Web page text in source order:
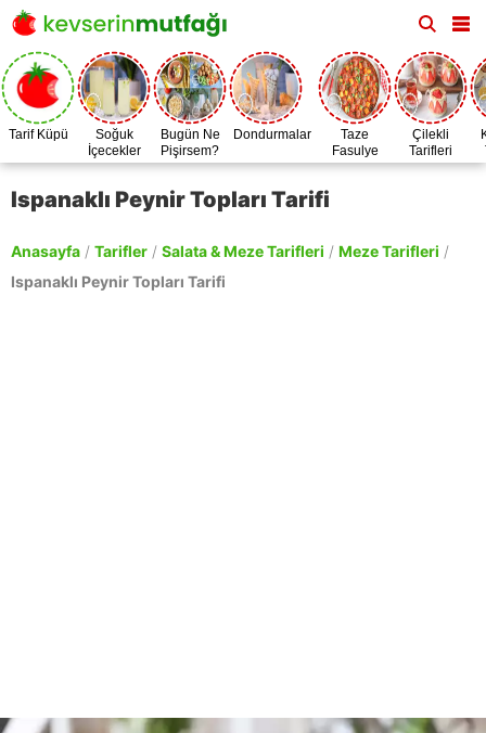
Tarif Küpü
Soğuk
İçecekler
Bugün Ne
Pişirsem?
Dondurmalar
Taze
Fasulye
Zamanı
Çilekli
Tarifleri
Ispanaklı Peynir Topları Tarifi
Anasayfa / Tarifler / Salata & Meze Tarifleri / Meze Tarifleri /
Ispanaklı Peynir Topları Tarifi